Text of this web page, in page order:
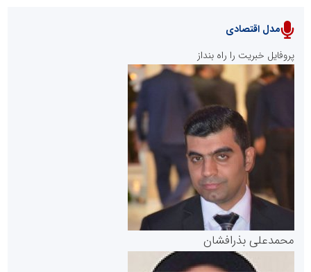
پایگاه خبری نهضت ملی مسکن
پایگاه خبری گفتمان یزد
سازمان بورس و اوراق بهادار
مرجع اخبار موثق در بازارسرمایه
مدل اقتصادی
پروفایل خبریت را راه بنداز
محمدعلی بذرافشان